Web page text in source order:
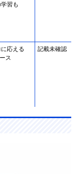
習も
応える
ス
記載未確認
米を使っ
あり